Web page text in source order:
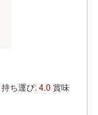
持ち運び: 4.0 賞味